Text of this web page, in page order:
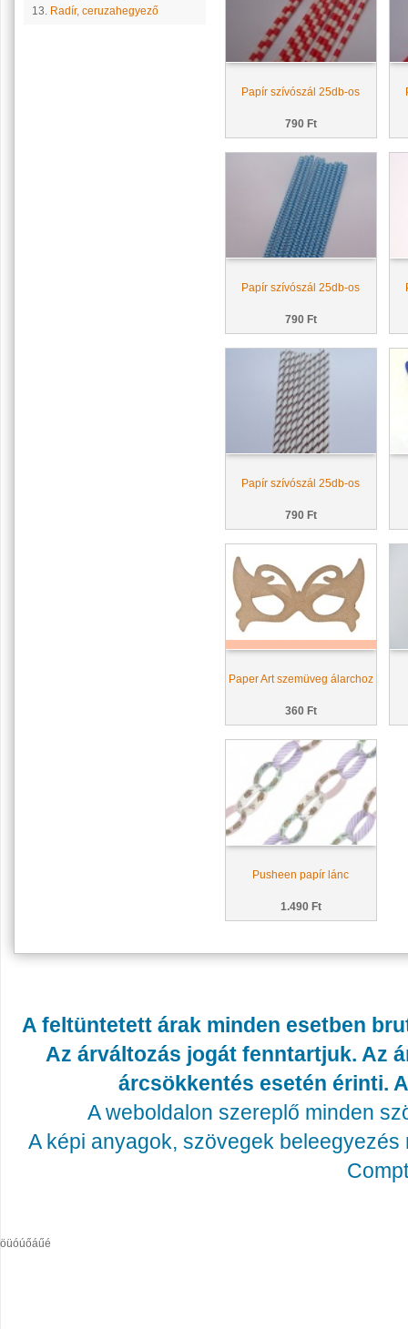
13. Radír, ceruzahegyező
Papír szívószál 25db-os
790 Ft
Papír szívószál 25db-os
790 Ft
Papír szívószál 25db-os
790 Ft
Paper Art szemüveg álarchoz
360 Ft
Pusheen papír lánc
1.490 Ft
A feltüntetett árak minden esetben
Az árváltozás jogát fenntartjuk. Az
árcsökkentés esetén érinti.
A weboldalon szereplő minden
A képi anyagok, szövegek
öüóúőáűé